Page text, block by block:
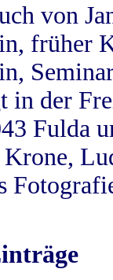
von
früher
in der
Fulda